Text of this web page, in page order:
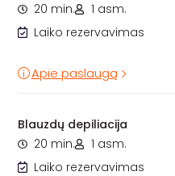
20 min.
1 asm.
Laiko rezervavimas
Apie paslaugą
Blauzdų depiliacija
20 min.
1 asm.
Laiko rezervavimas